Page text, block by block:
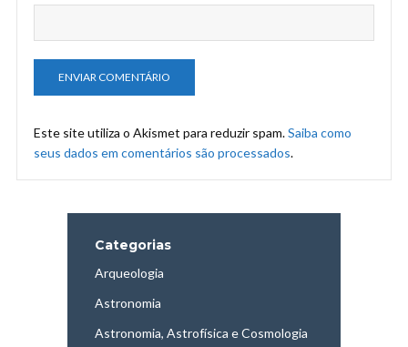
Este site utiliza o Akismet para reduzir spam.Saiba como
seus dados em comentários são processados.
Categorias
Arqueologia
Astronomia
Astronomia, Astrofísica e Cosmologia